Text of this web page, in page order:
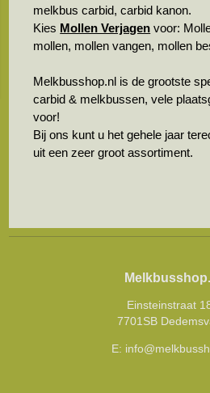
melkbus carbid, carbid kanon.
Kies Mollen Verjagen voor:
mollen, mollen vangen, mollen
Melkbusshop.nl is de grootste
carbid & melkbussen, vele
voor!
Bij ons kunt u het gehele jaar
uit een zeer groot assortiment.
Einsteinstraat
7701SB
E: